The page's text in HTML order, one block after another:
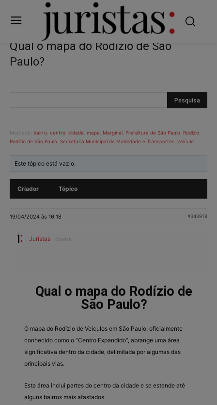
Qual o mapa do Rodízio de São
Paulo?
Marcado: bairro centro cidade mapa Marginal Prefeitura de São Paulo Rodízio
Rodízio de São Paulo Secretaria Municipal de Mobilidade e Transportes veículo
Este tópico está vazio.
Criador Tópico
19/04/2024 às 16:18 #343918
Juristas Mestre
Qual o mapa do Rodízio de
São Paulo?
O mapa do Rodízio de Veículos em São Paulo, oficialmente
conhecido como o “Centro Expandido”, abrange uma área
significativa dentro da cidade, delimitada por algumas das
principais vias.
Esta área inclui partes do centro da cidade e se estende até
alguns bairros mais afastados.